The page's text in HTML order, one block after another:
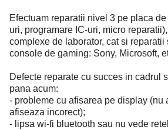
Efectuam reparatii nivel 3 pe placa
uri, programare IC-uri, micro
complexe de laborator, cat si reparatii
console de gaming: Sony, Microsoft,
Defecte reparate cu succes in cadrul
pana acum:
- probleme cu afisarea pe display (nu
afiseaza incorect);
- lipsa wi-fi bluetooth sau nu vede